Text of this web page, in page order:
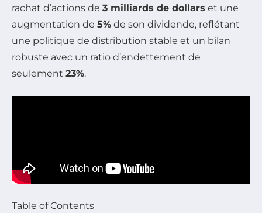
rachat d’actions de 3 milliards de dollars et une
augmentation de 5% de son dividende, reflétant
une politique de distribution stable et un bilan
robuste avec un ratio d’endettement de
seulement 23%.
Table of Contents